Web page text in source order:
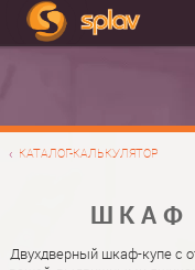
КАТАЛОГ-КАЛЬКУЛЯТОР
ШКАФ
Двухдверный шкаф-купе с
ВСТРОЕННЫЕ
НАСТЕННАЯ
ФОТО ШКАФОВ
МАТЕРИАЛЫ
ФУРНИТУРА
О НАС